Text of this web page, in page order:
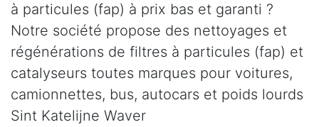
à particules (fap) à prix bas et garanti ?
Notre société propose des nettoyages et
régénérations de filtres à particules (fap) et
catalyseurs toutes marques pour voitures,
camionnettes, bus, autocars et poids lourds
Sint Katelijne Waver